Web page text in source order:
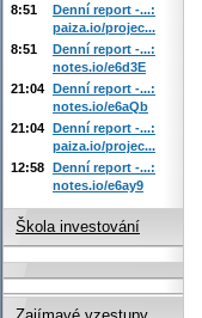
8:51
Denní report -...:
paiza.io/projec...
8:51
Denní report -...:
notes.io/e6d3E
21:04 Denní report -...:
notes.io/e6aQb
21:04 Denní report -...:
paiza.io/projec...
12:58 Denní report -...:
notes.io/e6ay9
Škola investování